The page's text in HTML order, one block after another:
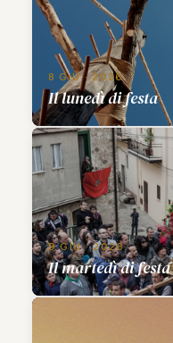
8 GIU · 2026
Il lunedì di festa
9 GIU · 2026
Il martedì di festa